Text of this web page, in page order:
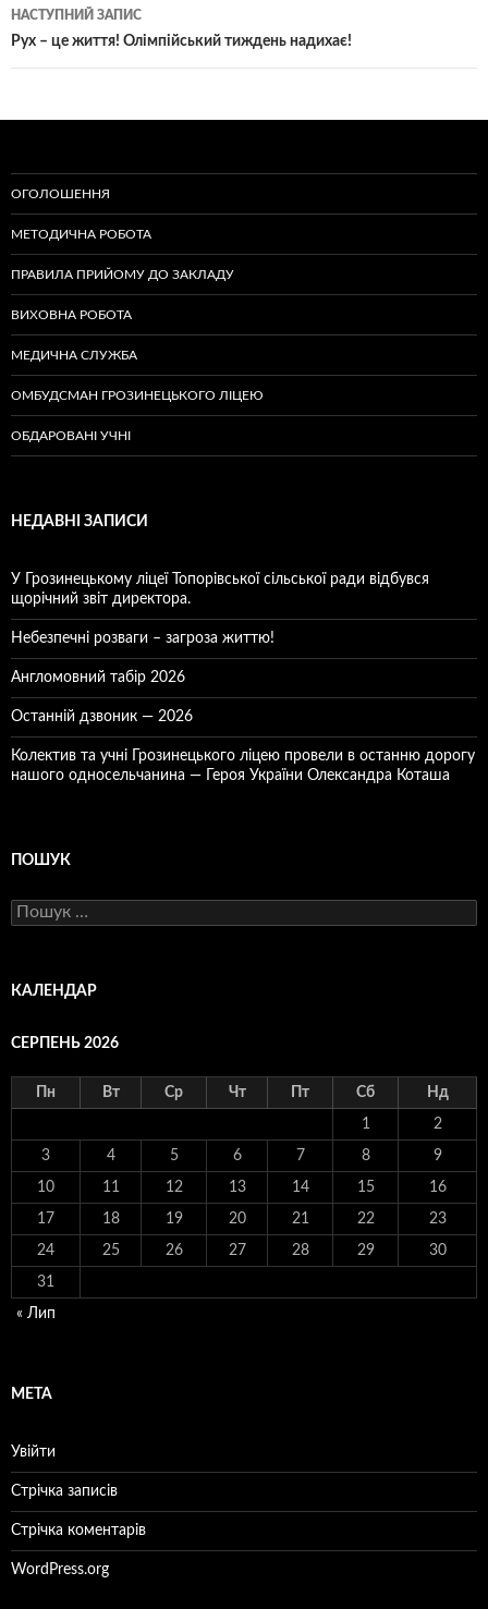
НАСТУПНИЙ ЗАПИС
Рух – це життя! Олімпійський тиждень надихає!
ОГОЛОШЕННЯ
МЕТОДИЧНА РОБОТА
ПРАВИЛА ПРИЙОМУ ДО ЗАКЛАДУ
ВИХОВНА РОБОТА
МЕДИЧНА СЛУЖБА
ОМБУДСМАН ГРОЗИНЕЦЬКОГО ЛІЦЕЮ
ОБДАРОВАНІ УЧНІ
НЕДАВНІ ЗАПИСИ
У Грозинецькому ліцеї Топорівської сільської ради відбувся
щорічний звіт директора.
Небезпечні розваги – загроза життю!
Англомовний табір 2026
Останній дзвоник — 2026
Колектив та учні Грозинецького ліцею провели в останню дорогу
нашого односельчанина — Героя України Олександра Коташа
ПОШУК
Пошук:
КАЛЕНДАР
СЕРПЕНЬ 2026
Пн Вт Ср Чт Пт Сб Нд
1 2
3 4 5 6 7 8 9
10 11 12 13 14 15 16
17 18 19 20 21 22 23
24 25 26 27 28 29 30
31
« Лип
МЕТА
Увійти
Стрічка записів
Стрічка коментарів
WordPress.org